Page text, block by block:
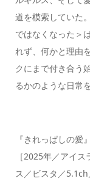
道を模索していた
ではなくなった＞
れず、何かと理由
クにまで付き合う
るかのような日常
『きれっぱしの愛』
［2025年／アイ
ス／ビスタ／